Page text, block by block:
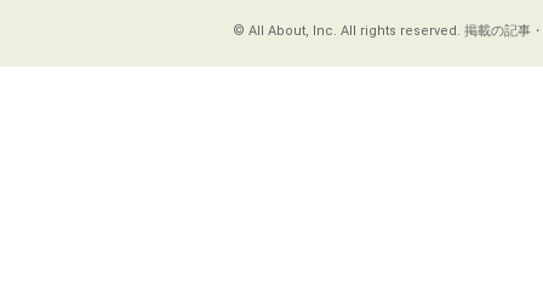
© All About, Inc. All rights reserved. 掲載の記事・